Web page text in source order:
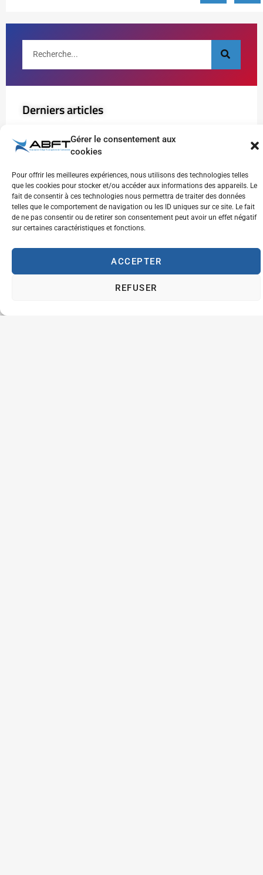
Gérer le consentement aux
cookies
Pour offrir les meilleures expériences, nous utilisons des technologies telles
que les cookies pour stocker et/ou accéder aux informations des appareils. Le
fait de consentir à ces technologies nous permettra de traiter des données
telles que le comportement de navigation ou les ID uniques sur ce site. Le fait
de ne pas consentir ou de retirer son consentement peut avoir un effet négatif
sur certaines caractéristiques et fonctions.
ACCEPTER
REFUSER
Derniers articles
Je fais le point
9 avril 2026
Sarah Chaari (-73kg) – Championne du Monde !
28 octobre 2025
Jean-Martial Ossohou promu 8e Dan